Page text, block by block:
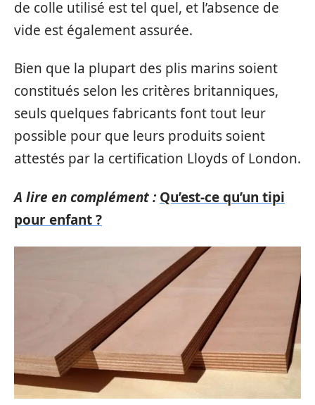
de colle utilisé est tel quel, et l’absence de
vide est également assurée.
Bien que la plupart des plis marins soient
constitués selon les critères britanniques,
seuls quelques fabricants font tout leur
possible pour que leurs produits soient
attestés par la certification Lloyds of London.
A lire en complément : Qu’est-ce qu’un tipi
pour enfant ?